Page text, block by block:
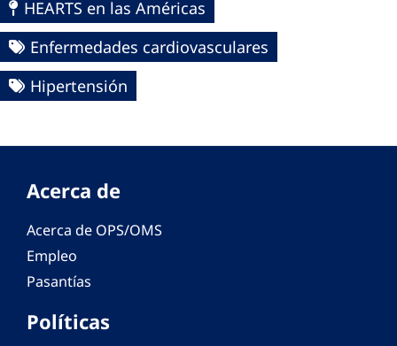
HEARTS en las Américas
Enfermedades cardiovasculares
Hipertensión
Acerca de
Acerca de OPS/OMS
Empleo
Pasantías
Políticas